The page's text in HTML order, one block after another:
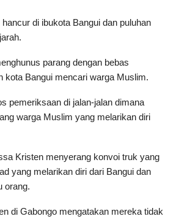
di ibukota Bangui dan puluhan
parang dengan bebas
kota Bangui mencari warga Muslim.
pemeriksaan di jalan-jalan dimana
warga Muslim yang melarikan diri
Kristen menyerang konvoi truk yang
yang melarikan diri dari Bangui dan
orang.
di Gabongo mengatakan mereka tidak